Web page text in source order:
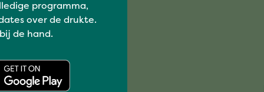
programma,
over de drukte.
de hand.